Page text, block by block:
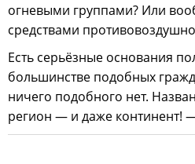
огневыми группами? Или
средствами
Есть серьёзные основания
большинстве подобных
ничего подобного нет.
регион — и даже континент!